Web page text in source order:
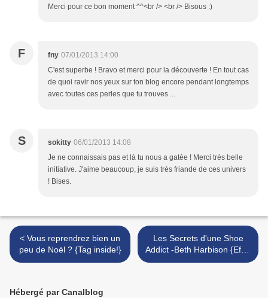
Merci pour ce bon moment ^^<br /> <br /> Bisous :)
F fny 07/01/2013 14:00
C'est superbe ! Bravo et merci pour la découverte ! En tout cas
de quoi ravir nos yeux sur ton blog encore pendant longtemps
avec toutes ces perles que tu trouves ...
S sokitty 06/01/2013 14:08
Je ne connaissais pas et là tu nous a gatée ! Merci très belle
initiative. J'aime beaucoup, je suis très friande de ces univers
! Bises.
< Vous reprendrez bien un
peu de Noël ? {Tag inside!}
Les Secrets d'une Shoe
Addict -Beth Harbison {Effet
bonbon assuré} >
Hébergé par Canalblog